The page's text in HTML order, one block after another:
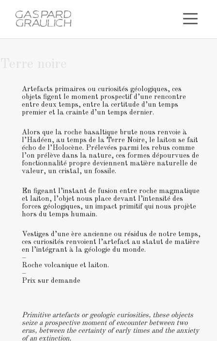
Artefacts primaires ou curiosités géologiques, ces
objets figent le moment prospectif d’une rencontre
entre deux temps, entre la certitude d’un temps
premier et la crainte d’un temps dernier.
Alors que la roche basaltique brute nous renvoie à
l’Hadéen, au temps de la Terre Noire, le laiton se fait
écho de l’Holocène. Prélevées parmi les rebus comme
l’on prélève dans la nature, ces formes dépourvues de
fonctionnalité propre deviennent matière naturelle de
valeur, un cristal, un fossile.
En figeant l’instant de fusion entre roche magmatique
et laiton, l’objet nous place devant l’intensité des
forces géologiques, un impact primitif qui nous projète
hors du temps humain.
Vestiges d’une ère ancienne ou résidus de notre temps,
ces curiosités renvoient l’artefact au statut de matière
en l’intégrant à la géologie du monde.
–
Roche volcanique et laiton.
–
Prix sur demande
Primitive artefacts or geologic curiosities, these objects
seize a prospective moment of encounter between two
eras, between the certainty of early times and the anxiety
of an extinction.